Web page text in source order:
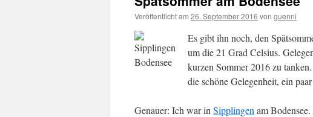
Veröffentlicht am 26. September 2016 von guenni
Es gibt ihn noch, den
um die 21 Grad Celsius.
kurzen Sommer 2016 zu
die schöne Gelegenheit, ein
Genauer: Ich war in Sipplingen am